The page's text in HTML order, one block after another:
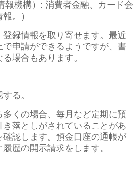
報機構）: 消費者金融、カード会
。）
登録情報を取り寄せます。最近
で申請ができるようですが、書
場合もあります。
る。
くの場合、毎月など定期に預
落としがされていることがあ
確認します。預金口座の通帳が
歴の開示請求をします。